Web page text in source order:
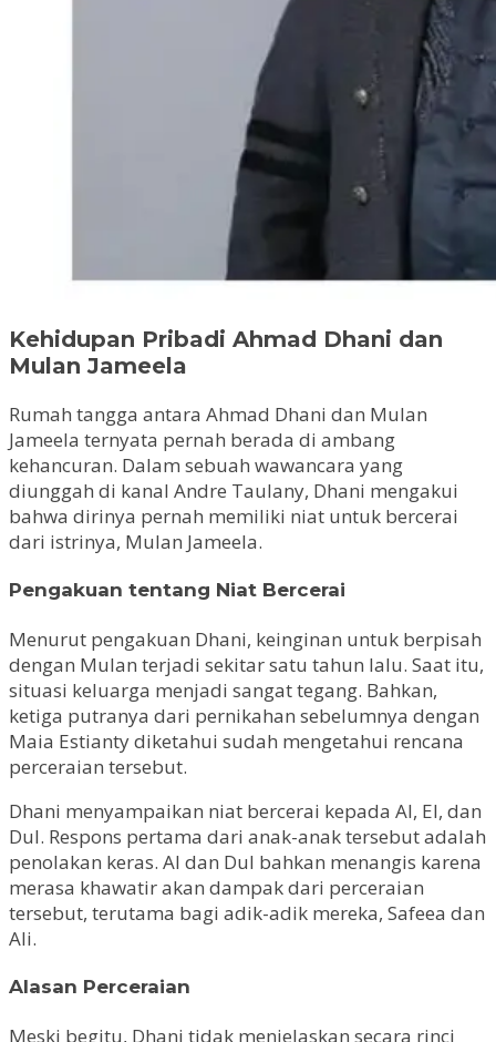
Kehidupan Pribadi Ahmad Dhani dan
Mulan Jameela
Rumah tangga antara Ahmad Dhani dan Mulan
Jameela ternyata pernah berada di ambang
kehancuran. Dalam sebuah wawancara yang
diunggah di kanal Andre Taulany, Dhani mengakui
bahwa dirinya pernah memiliki niat untuk bercerai
dari istrinya, Mulan Jameela.
Pengakuan tentang Niat Bercerai
Menurut pengakuan Dhani, keinginan untuk berpisah
dengan Mulan terjadi sekitar satu tahun lalu. Saat itu,
situasi keluarga menjadi sangat tegang. Bahkan,
ketiga putranya dari pernikahan sebelumnya dengan
Maia Estianty diketahui sudah mengetahui rencana
perceraian tersebut.
Dhani menyampaikan niat bercerai kepada Al, El, dan
Dul. Respons pertama dari anak-anak tersebut adalah
penolakan keras. Al dan Dul bahkan menangis karena
merasa khawatir akan dampak dari perceraian
tersebut, terutama bagi adik-adik mereka, Safeea dan
Ali.
Alasan Perceraian
Meski begitu, Dhani tidak menjelaskan secara rinci